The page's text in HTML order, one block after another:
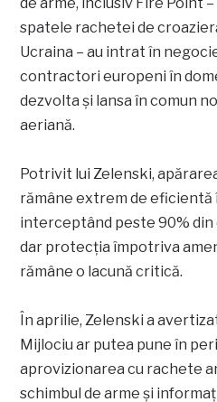
spatele rachetei de
Ucraina – au intrat în
contractori europeni în
dezvolta și lansa în comun
aeriană.
Potrivit lui Zelenski,
rămâne extrem de
interceptând peste 90% din
dar protecția împotriva
rămâne o lacună critică.
În aprilie, Zelenski a
Mijlociu ar putea pune în
aprovizionarea cu rachete
schimbul de arme și